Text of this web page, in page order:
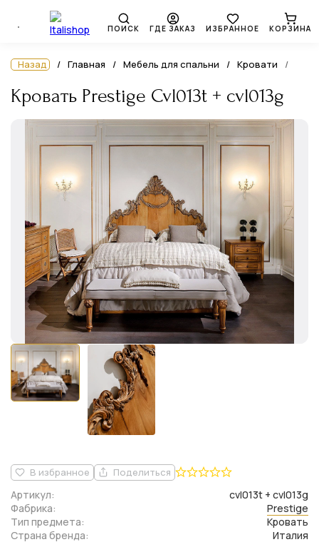
ПОИСК ГДЕ ЗАКАЗ ИЗБРАННОЕ КОРЗИНА
Назад Главная Мебель для спальни Кровати
Кровать Prestige Cvl013t + cvl013g
В избранное Поделиться
Фабрика: Prestige
Артикул:
cvl013t + cvl013g
Тип предмета:
Кровать
Страна бренда:
Италия